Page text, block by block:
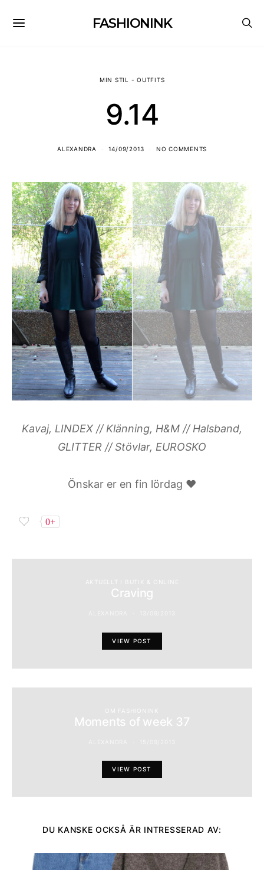
FASHIONINK
MIN STIL - OUTFITS
9.14
ALEXANDRA 14/09/2013 NO COMMENTS
Kavaj, LINDEX // Klänning, H&M // Halsband,
GLITTER // Stövlar, EUROSKO
Önskar er en fin lördag ♥
0+
AKTUELLT I BUTIK & ONLINE
Craving
VIEW POST
OM FASHIONINK
Moments of week 37
VIEW POST
DU KANSKE OCKSÅ ÄR INTRESSERAD AV: